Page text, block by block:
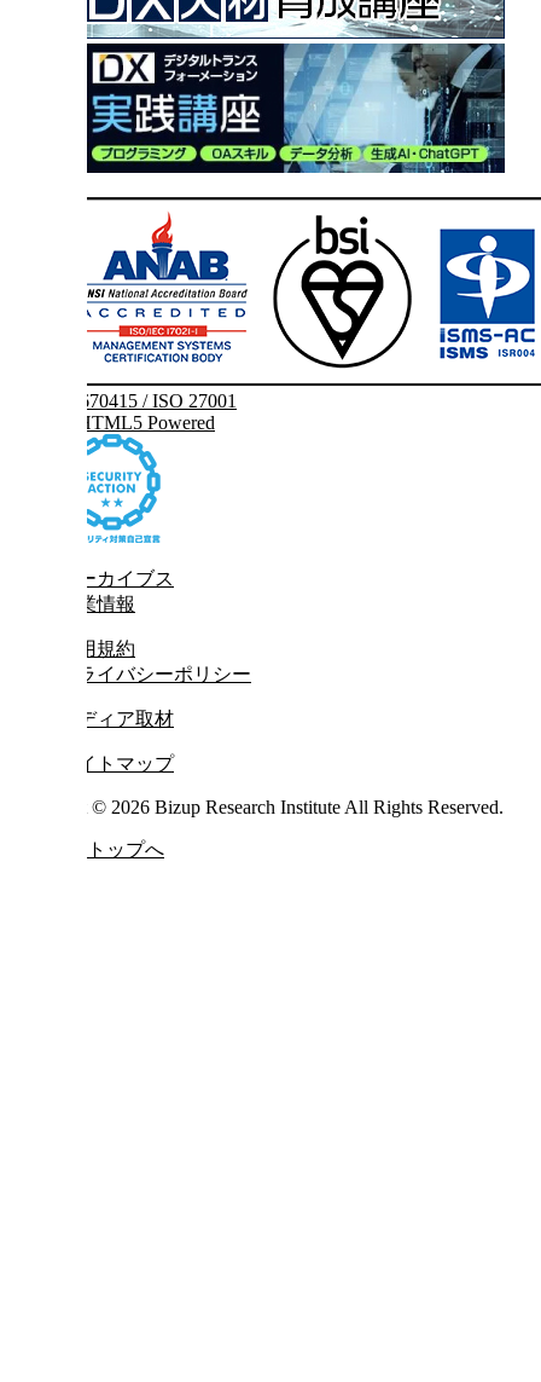
IS 670415 / ISO 27001
アーカイブス
企業情報
利用規約
プライバシーポリシー
メディア取材
サイトマップ
Copyright © 2026 Bizup Research Institute All Rights Reserved.